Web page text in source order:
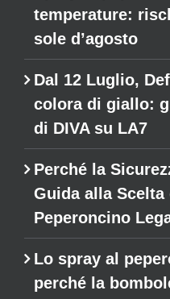
temperature:
sole d’agosto
Dal 12 Luglio,
colora di giallo:
di DIVA su LA7
Perché la
Guida alla Scelta
Peperoncino
Lo spray al
perché la